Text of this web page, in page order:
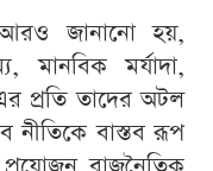
জানানো হয়,
মানবিক মর্যাদা,
প্রতি তাদের অটল
নীতিকে বাস্তব রূপ